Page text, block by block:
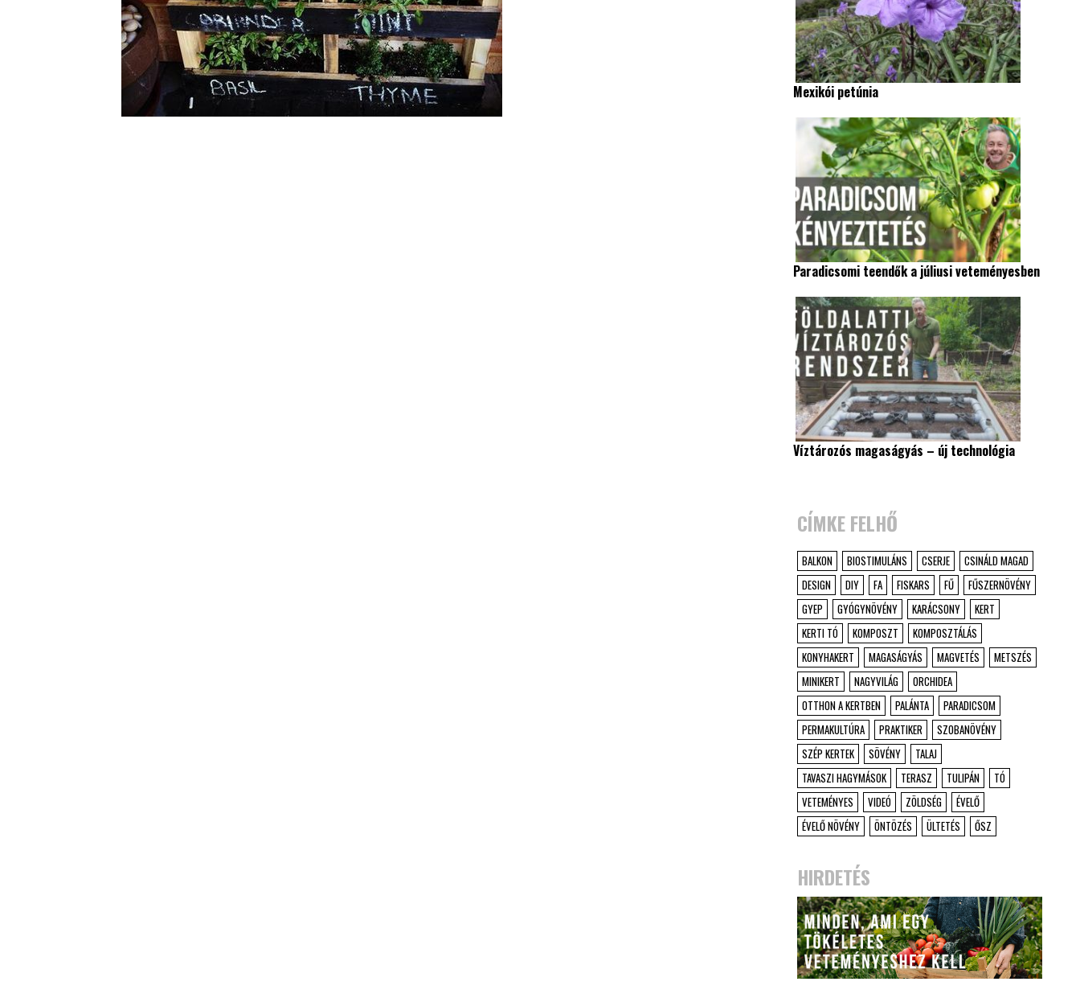
Mexikói petúnia
Paradicsomi teendők a júliusi veteményesben
Víztározós magaságyás – új technológia
CÍMKE FELHŐ
BALKON BIOSTIMULÁNS CSERJE
CSINÁLD MAGAD
DESIGN
DIY FA FISKARS FŰ
FŰSZERNÖVÉNY
GYEP
GYÓGYNÖVÉNY KARÁCSONY
KERT
KERTI TÓ
KOMPOSZT
KOMPOSZTÁLÁS
KONYHAKERT
MAGASÁGYÁS MAGVETÉS
METSZÉS
MINIKERT
NAGYVILÁG
ORCHIDEA
OTTHON A KERTBEN
PALÁNTA
PARADICSOM
PERMAKULTÚRA
PRAKTIKER
SZOBANÖVÉNY
SZÉP KERTEK
SÖVÉNY
TALAJ
TAVASZI HAGYMÁSOK
TERASZ TULIPÁN
TÓ
VETEMÉNYES
VIDEÓ ZÖLDSÉG
ÉVELŐ
ÉVELŐ NÖVÉNY
ÖNTÖZÉS ÜLTETÉS ŐSZ
HIRDETÉS